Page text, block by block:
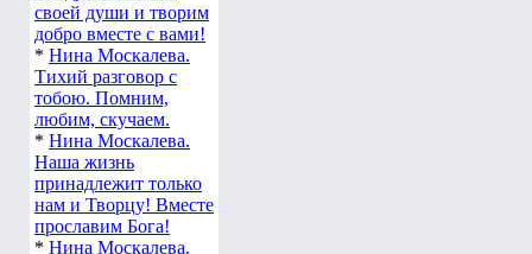
своей души и творим
добро вместе с вами!
* Нина Москалева.
Тихий разговор с
тобою. Помним,
любим, скучаем.
* Нина Москалева.
Наша жизнь
принадлежит только
нам и Творцу! Вместе
прославим Бога!
* Нина Москалева.